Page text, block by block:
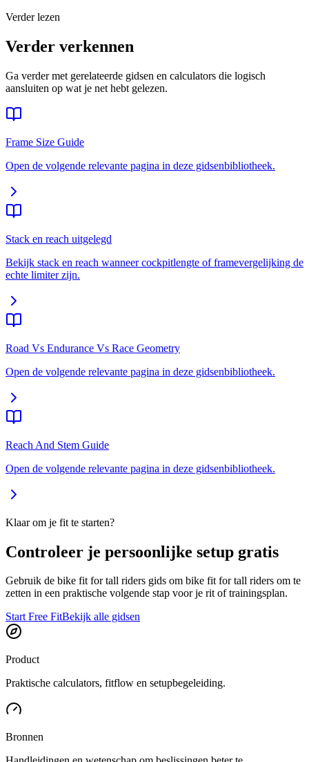
Verder lezen
Verder verkennen
Ga verder met gerelateerde gidsen en calculators die logisch
aansluiten op wat je net hebt gelezen.
Frame Size Guide
Open de volgende relevante pagina in deze gidsenbibliotheek.
Stack en reach uitgelegd
Bekijk stack en reach wanneer cockpitlengte of framevergelijking de
echte limiter zijn.
Road Vs Endurance Vs Race Geometry
Open de volgende relevante pagina in deze gidsenbibliotheek.
Reach And Stem Guide
Open de volgende relevante pagina in deze gidsenbibliotheek.
Klaar om je fit te starten?
Controleer je persoonlijke setup gratis
Gebruik de bike fit for tall riders gids om bike fit for tall riders om te
zetten in een praktische volgende stap voor je rit of trainingsplan.
Start Free FitBekijk alle gidsen
Product
Praktische calculators, fitflow en setupbegeleiding.
Bronnen